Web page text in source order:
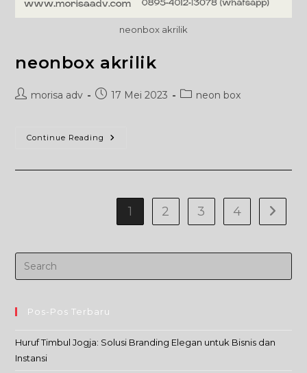
neonbox akrilik
neonbox akrilik
Postmorisa adv
Post17 Mei 2023
Postneon box
Continue Reading Neonbox
1 2 3 4 Go to
Pos-Pos Terbaru
Huruf Timbul Jogja: Solusi Branding Elegan untuk Bisnis dan
Instansi